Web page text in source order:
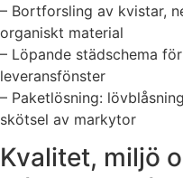
– Bortforsling av kvistar,
organiskt material
– Löpande städschema
leveransfönster
– Paketlösning:
skötsel av markytor
Kvalitet, miljö